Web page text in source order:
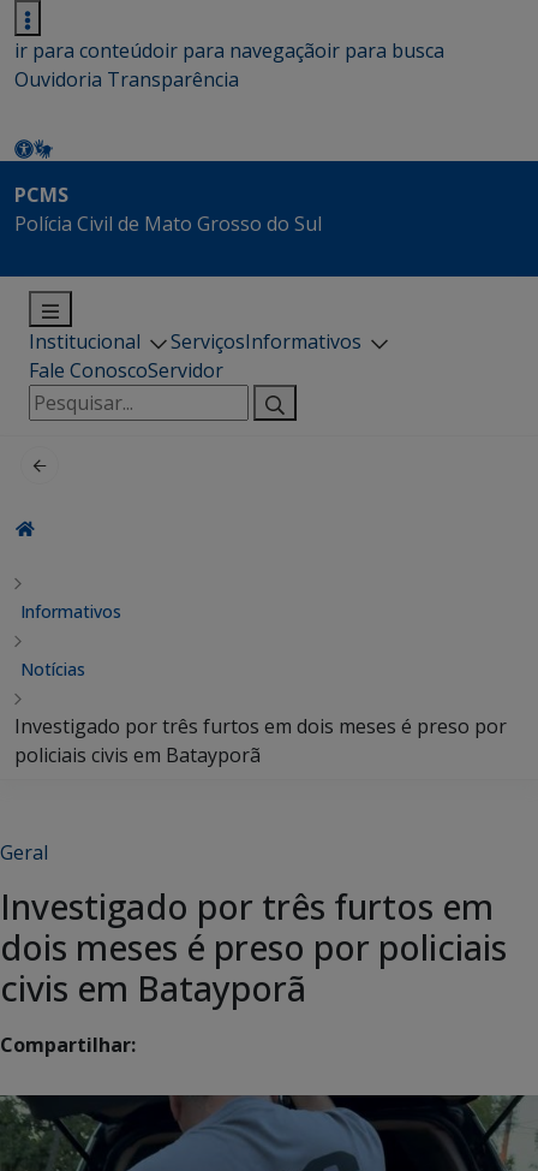
ir para conteúdoir para navegaçãoir para busca
Ouvidoria Transparência
PCMS
Polícia Civil de Mato Grosso do Sul
Institucional ServiçosInformativos
Fale ConoscoServidor
Pesquisar
por:
Informativos
Notícias
Investigado por três furtos em dois meses é preso por
policiais civis em Batayporã
Geral
Investigado por três furtos em
dois meses é preso por policiais
civis em Batayporã
Compartilhar: